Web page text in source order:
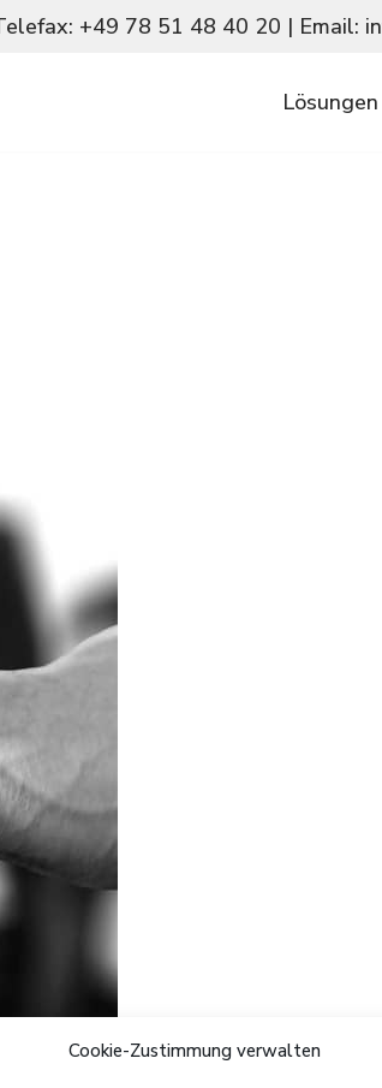
Cookie-Zustimmung verwalten
+49 78 51 48 40 20 | Email:
Lösungen